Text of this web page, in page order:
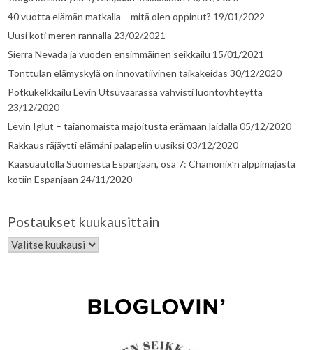
40 vuotta elämän matkalla – mitä olen oppinut? 19/01/2022
Uusi koti meren rannalla 23/02/2021
Sierra Nevada ja vuoden ensimmäinen seikkailu 15/01/2021
Tonttulan elämyskylä on innovatiivinen taikakeidas 30/12/2020
Potkukelkkailu Levin Utsuvaarassa vahvisti luontoyhteyttä
23/12/2020
Levin Iglut – taianomaista majoitusta erämaan laidalla 05/12/2020
Rakkaus räjäytti elämäni palapelin uusiksi03/12/2020
Kaasuautolla Suomesta Espanjaan, osa 7: Chamonix’n alppimajasta
kotiin Espanjaan 24/11/2020
Postaukset kuukausittain